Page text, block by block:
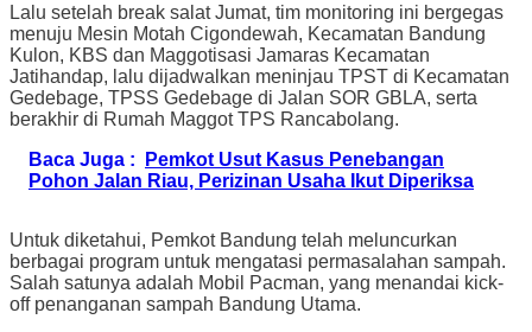
Lalu setelah break salat Jumat, tim monitoring ini bergegas
menuju Mesin Motah Cigondewah, Kecamatan Bandung
Kulon, KBS dan Maggotisasi Jamaras Kecamatan
Jatihandap, lalu dijadwalkan meninjau TPST di Kecamatan
Gedebage, TPSS Gedebage di Jalan SOR GBLA, serta
berakhir di Rumah Maggot TPS Rancabolang.
Baca Juga :
Pemkot Usut Kasus Penebangan
Pohon Jalan Riau, Perizinan Usaha Ikut Diperiksa
Untuk diketahui, Pemkot Bandung telah meluncurkan
berbagai program untuk mengatasi permasalahan sampah.
Salah satunya adalah Mobil Pacman, yang menandai kick-
off penanganan sampah Bandung Utama.